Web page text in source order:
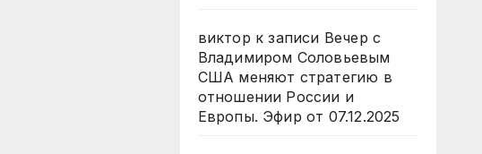
виктор к записи Вечер с
Владимиром Соловьевым
США меняют стратегию в
отношении России и
Европы. Эфир от 07.12.2025